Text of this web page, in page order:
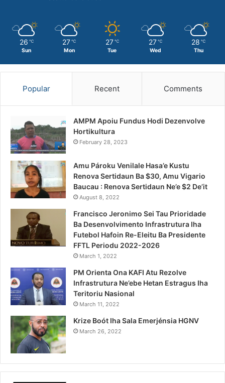
26 ℃
Sun
27 ℃
Mon
27 ℃
Tue
27 ℃
Wed
28 ℃
Thu
Popular Recent Comments
AMPM Apoiu Fundus Hodi Dezenvolve
Hortikultura
February 28, 2023
Amu Pároku Venilale Hasa’e Kustu
Renova Sertidaun Ba $30, Amu Vigario
Baucau : Renova Sertidaun Ne’e $2 De’it
August 8, 2022
Francisco Jeronimo Sei Tau Prioridade
Ba Desenvolvimento Infrastrutura Iha
Futebol Hafoin Re-Eleitu Ba Presidente
FFTL Periodu 2022-2026
March 1, 2022
PM Orienta Ona KAFI Atu Rezolve
Infrastrutura Ne’ebe Hetan Estragus Iha
Teritoriu Nasional
March 11, 2022
Krize Boót Iha Sala Emerjénsia HGNV
March 26, 2022